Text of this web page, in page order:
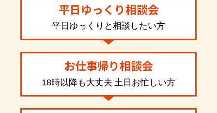
平日ゆっくり相談会
平日ゆっくりと相談したい方
お仕事帰り相談会
18時以降も大丈夫 土日お忙しい方